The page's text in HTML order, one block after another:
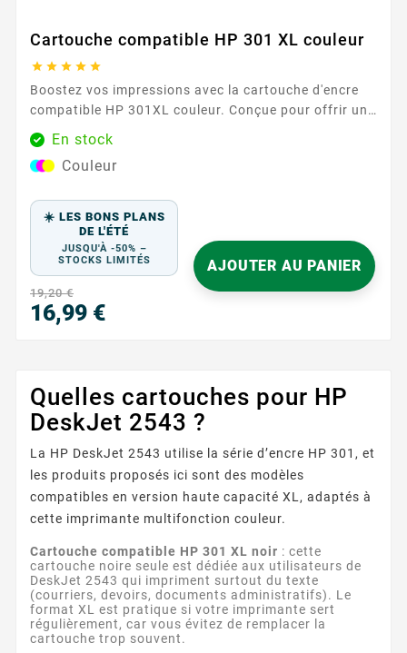
Cartouche compatible HP 301 XL couleur
    
Boostez vos impressions avec la cartouche d'encre
compatible HP 301XL couleur. Conçue pour offrir une
qualité d'impression exceptionnelle, cette cartouche
est idéale pour tous vos besoins d'impression, qu'il
s'agisse de documents professionnels ou de photos
Cyan, Magenta, Jaune ...
En stock
Couleur
☀️ LES BONS PLANS
DE L'ÉTÉ
JUSQU'À -50% –
STOCKS LIMITÉS
19,20 €
16,99 €
AJOUTER AU PANIER
Quelles cartouches pour HP
DeskJet 2543 ?
La HP DeskJet 2543 utilise la série d’encre HP 301, et
les produits proposés ici sont des modèles
compatibles en version haute capacité XL, adaptés à
cette imprimante multifonction couleur.
Cartouche compatible HP 301 XL noir : cette
cartouche noire seule est dédiée aux utilisateurs de
DeskJet 2543 qui impriment surtout du texte
(courriers, devoirs, documents administratifs). Le
format XL est pratique si votre imprimante sert
régulièrement, car vous évitez de remplacer la
cartouche trop souvent.